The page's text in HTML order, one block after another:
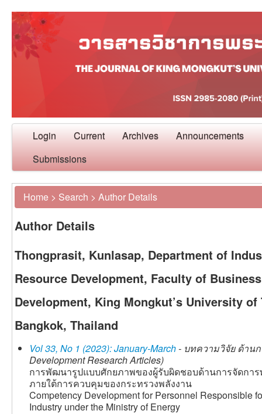
Login Current Archives Announcements
Submissions
Home > Search > Author Details
Author Details
Thongprasit, Kunlasap, Department of
Resource Development, Faculty of
Development, King Mongkut’s University
Bangkok, Thailand
Vol 33, No 1 (2023): January-March- บทความวิจัย ด้าน
Development Research Articles)
การพัฒนารูปแบบศักยภาพของผู้รับผิดชอบด้านการจัดกา
ภายใต้การควบคุมของกระทรวงพลังงาน
Competency Development for Personnel Responsible
Industry under the Ministry of Energy